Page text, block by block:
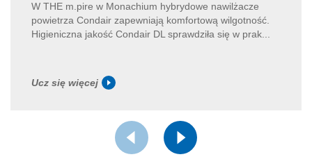
W THE m.pire w Monachium hybrydowe nawilżacze
powietrza Condair zapewniają komfortową wilgotność.
Higieniczna jakość Condair DL sprawdziła się w prak...
Ucz się więcej